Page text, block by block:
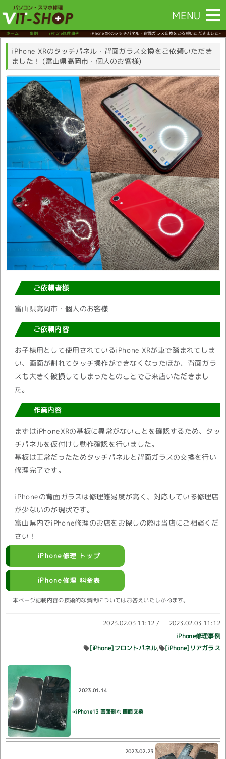
MENU
ホーム 事例 iPhone修理事例 iPhone XRのタッチパネル・背面ガラス交換をご依頼いただきました！
(富山県高岡市・個人のお客様)
iPhone XRのタッチパネル・背面ガラス交換をご依頼いただき
ました！ (富山県高岡市・個人のお客様)
ご依頼者様
富山県高岡市・個人のお客様
ご依頼内容
お子様用として使用されているiPhone XRが車で踏まれてしま
い、画面が割れてタッチ操作ができなくなったほか、背面ガラ
スも大きく破損してしまったとのことでご来店いただきまし
た。
作業内容
まずはiPhoneXRの基板に異常がないことを確認するため、タッ
チパネルを仮付けし動作確認を行いました。
基板は正常だったためタッチパネルと背面ガラスの交換を行い
修理完了です。
iPhoneの背面ガラスは修理難易度が高く、対応している修理店
が少ないのが現状です。
富山県内でiPhone修理のお店をお探しの際は当店にご相談くだ
さい！
iPhone修理 トップ
iPhone修理 料金表
本ページ記載内容の技術的な質問についてはお答えいたしかねます。
2023.02.03 11:12 / 2023.02.03 11:12
iPhone修理事例
[iPhone]フロントパネル [iPhone]リアガラス
2023.01.14
«iPhone13 画面割れ 画面交換
2023.02.23